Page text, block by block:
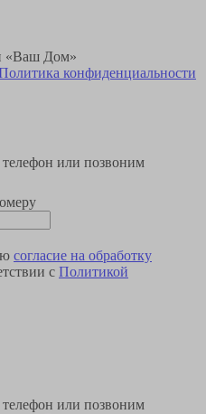
«Ваш Дом»
конфиденциальности
или позвоним
согласие на обработку
с Политикой
или позвоним